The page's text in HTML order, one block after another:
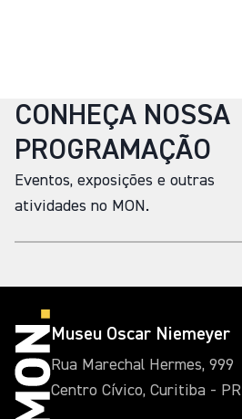
CONHEÇA NOSSA
PROGRAMAÇÃO
Eventos, exposições e outras
atividades no MON.
Museu Oscar Niemeyer
Rua Marechal Hermes, 999
Centro Cívico, Curitiba - PR